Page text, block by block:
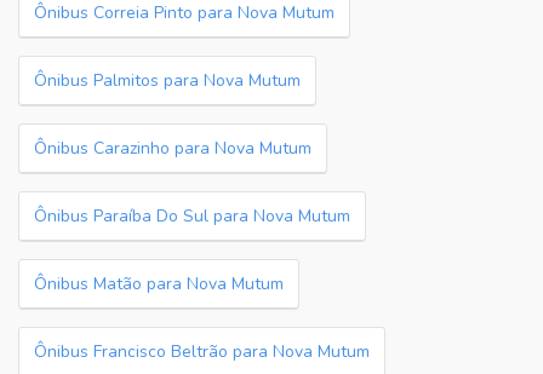
Ônibus Correia Pinto para Nova Mutum
Ônibus Palmitos para Nova Mutum
Ônibus Carazinho para Nova Mutum
Ônibus Paraíba Do Sul para Nova Mutum
Ônibus Matão para Nova Mutum
Ônibus Francisco Beltrão para Nova Mutum